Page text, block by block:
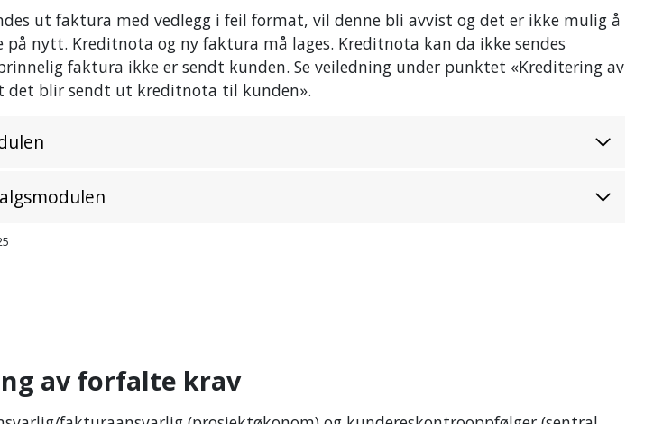
ut faktura med vedlegg i feil format, vil denne bli avvist og det er ikke mulig å
på nytt. Kreditnota og ny faktura må lages. Kreditnota kan da ikke sendes
faktura ikke er sendt kunden. Se veiledning under punktet «Kreditering av
det blir sendt ut kreditnota til kunden».
av forfalte krav